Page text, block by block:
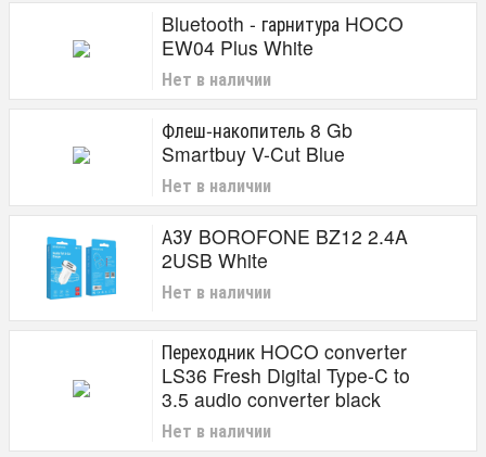
Bluetooth - гарнитура HOCO
EW04 Plus White
Нет в наличии
Флеш-накопитель 8 Gb
Smartbuy V-Cut Blue
Нет в наличии
АЗУ BOROFONE BZ12 2.4A
2USB White
Нет в наличии
Переходник HOCO converter
LS36 Fresh Digital Type-C to
3.5 audio converter black
Нет в наличии